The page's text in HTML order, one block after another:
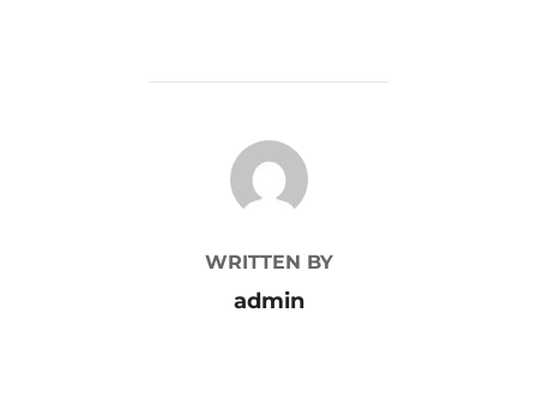
POST AUTHOR
WRITTEN BY
admin